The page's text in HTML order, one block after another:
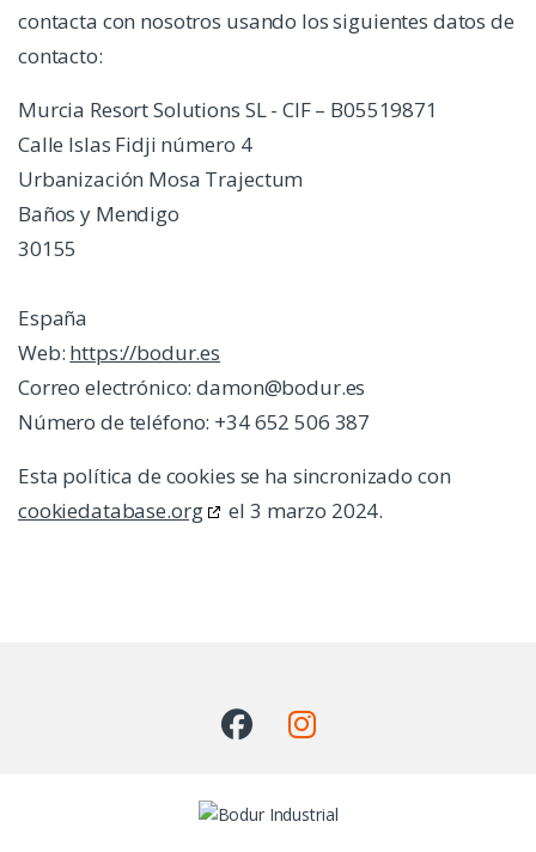
contacta con nosotros usando los siguientes datos de
contacto:
Murcia Resort Solutions SL - CIF – B05519871
Calle Islas Fidji número 4
Urbanización Mosa Trajectum
Baños y Mendigo
30155
España
Web: https://bodur.es
Correo electrónico:damon@bodur.es
Número de teléfono: +34 652 506 387
Esta política de cookies se ha sincronizado con
cookiedatabase.org
el 3 marzo 2024.